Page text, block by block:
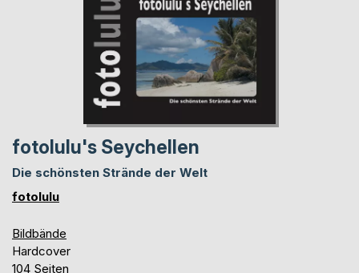
to
the
end
of
the
images
to
the
beginning
of
the
images
fotolulu's Seychellen
Die schönsten Strände der Welt
fotolulu
Bildbände
Hardcover
104 Seiten